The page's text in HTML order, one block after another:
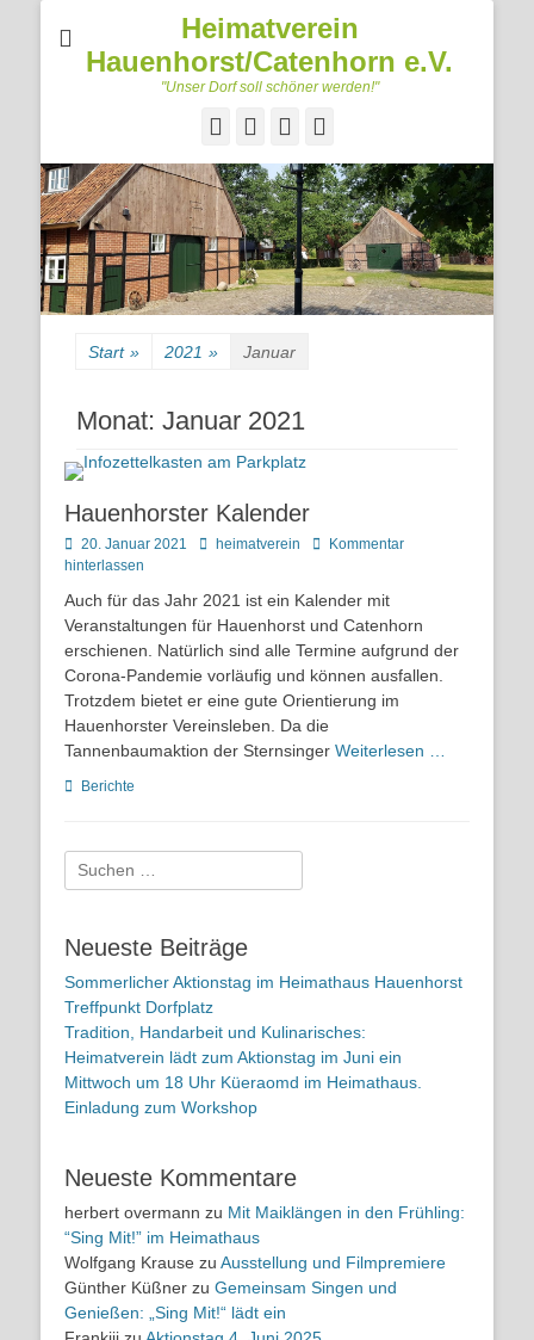
Heimatverein
Hauenhorst/Catenhorn e.V.
"Unser Dorf soll schöner werden!"
FacebookGoogleplus
Start » 2021 » Januar
Monat: Januar 2021
Hauenhorster Kalender
Posted
on
20. Januar 2021 Autorheimatverein
Kommentar
hinterlassen
Auch für das Jahr 2021 ist ein Kalender mit
Veranstaltungen für Hauenhorst und Catenhorn
erschienen. Natürlich sind alle Termine aufgrund der
Corona-Pandemie vorläufig und können ausfallen.
Trotzdem bietet er eine gute Orientierung im
Hauenhorster Vereinsleben. Da die
Tannenbaumaktion der Sternsinger Weiterlesen …
Kategorien
Berichte
Suchen
nach:
Neueste Beiträge
Sommerlicher Aktionstag im Heimathaus Hauenhorst
Treffpunkt Dorfplatz
Tradition, Handarbeit und Kulinarisches:
Heimatverein lädt zum Aktionstag im Juni ein
Mittwoch um 18 Uhr Küeraomd im Heimathaus.
Einladung zum Workshop
Neueste Kommentare
herbert overmann zu Mit Maiklängen in den Frühling:
“Sing Mit!” im Heimathaus
Wolfgang Krause zu Ausstellung und Filmpremiere
Günther Küßner zu Gemeinsam Singen und
Genießen: „Sing Mit!“ lädt ein